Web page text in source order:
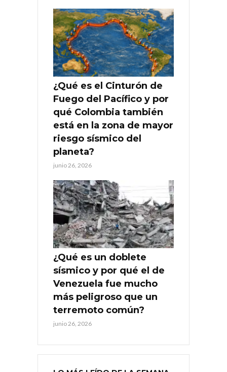
¿Qué es el Cinturón de
Fuego del Pacífico y por
qué Colombia también
está en la zona de mayor
riesgo sísmico del
planeta?
junio 26, 2026
¿Qué es un doblete
sísmico y por qué el de
Venezuela fue mucho
más peligroso que un
terremoto común?
junio 26, 2026